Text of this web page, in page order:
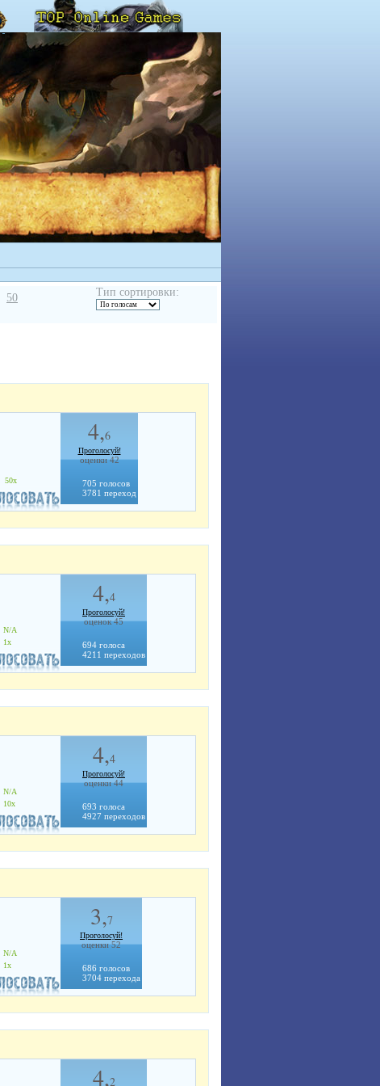
50
Тип сортировки:
4,6
Проголосуй!
оценки 42
705 голосов
3781 переход
50x
4,4
Проголосуй!
оценок 45
694 голоса
4211 переходов
N/A
1x
4,4
Проголосуй!
оценки 44
693 голоса
4927 переходов
N/A
10x
3,7
Проголосуй!
оценки 52
686 голосов
3704 перехода
N/A
1x
4,2